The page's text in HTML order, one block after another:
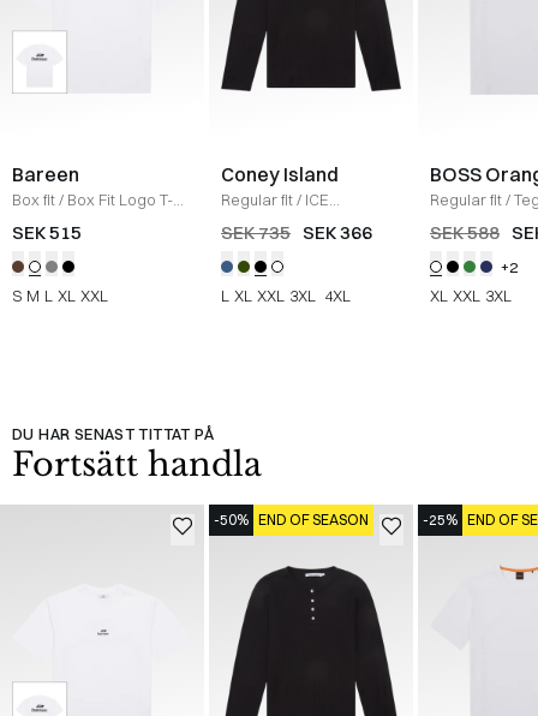
Bareen
Box fit/ Box Fit Logo T-
shirt /WHITE
SEK 515
S M L XL XXL
Coney Island
Regular fit/ ICE
Sweatshirt
/BLACK
SEK 735 SEK 366
L XL XXL 3XL 4XL
BOSS
Regular fit/
Shirt /HVID
SEK 588
+2
XL XXL 3XL
DU HAR SENAST TITTAT PÅ
Fortsätt handla
-50% END OF SEASON -25% END OF